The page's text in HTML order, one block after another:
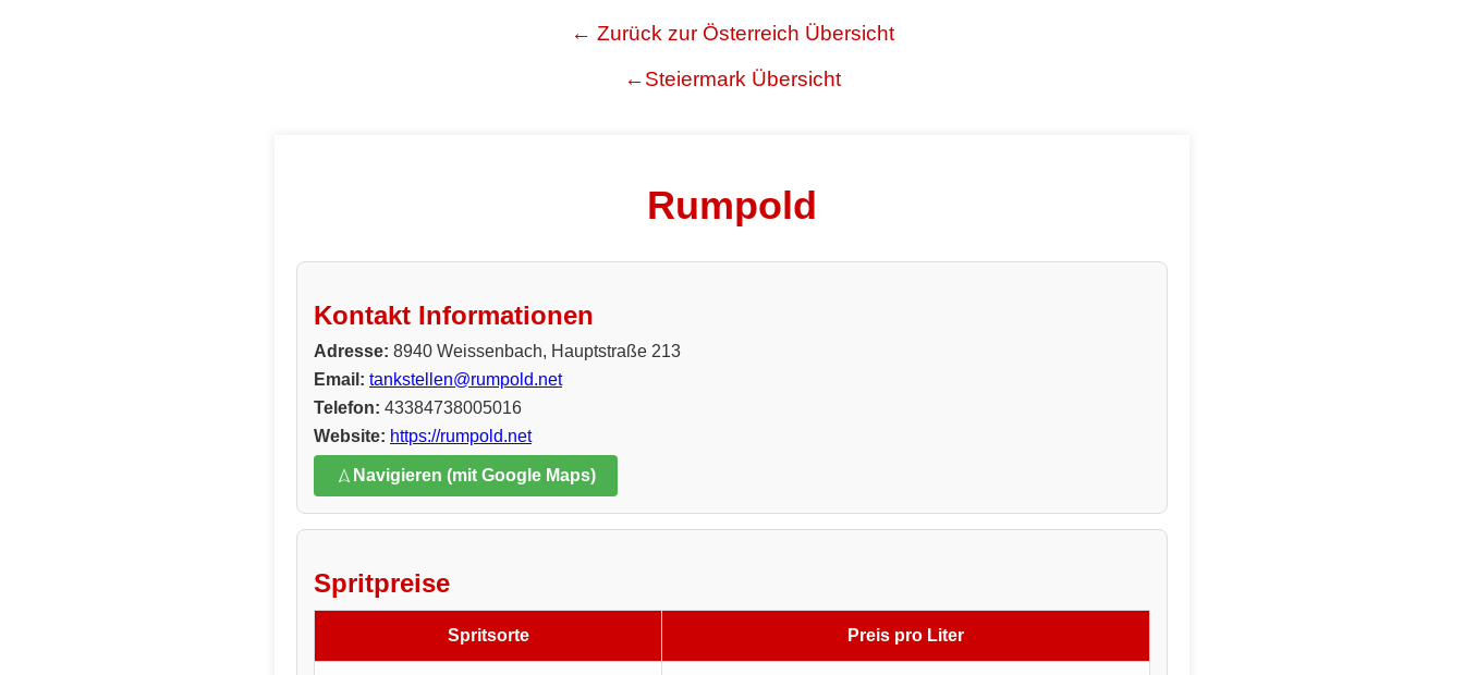
← Zurück zur Österreich Übersicht
←Steiermark Übersicht
Rumpold
Kontakt Informationen
Adresse: 8940 Weissenbach, Hauptstraße 213
Email: tankstellen@rumpold.net
Telefon: 43384738005016
Website: https://rumpold.net
Navigieren (mit Google Maps)
Spritpreise
Spritsorte Preis pro Liter